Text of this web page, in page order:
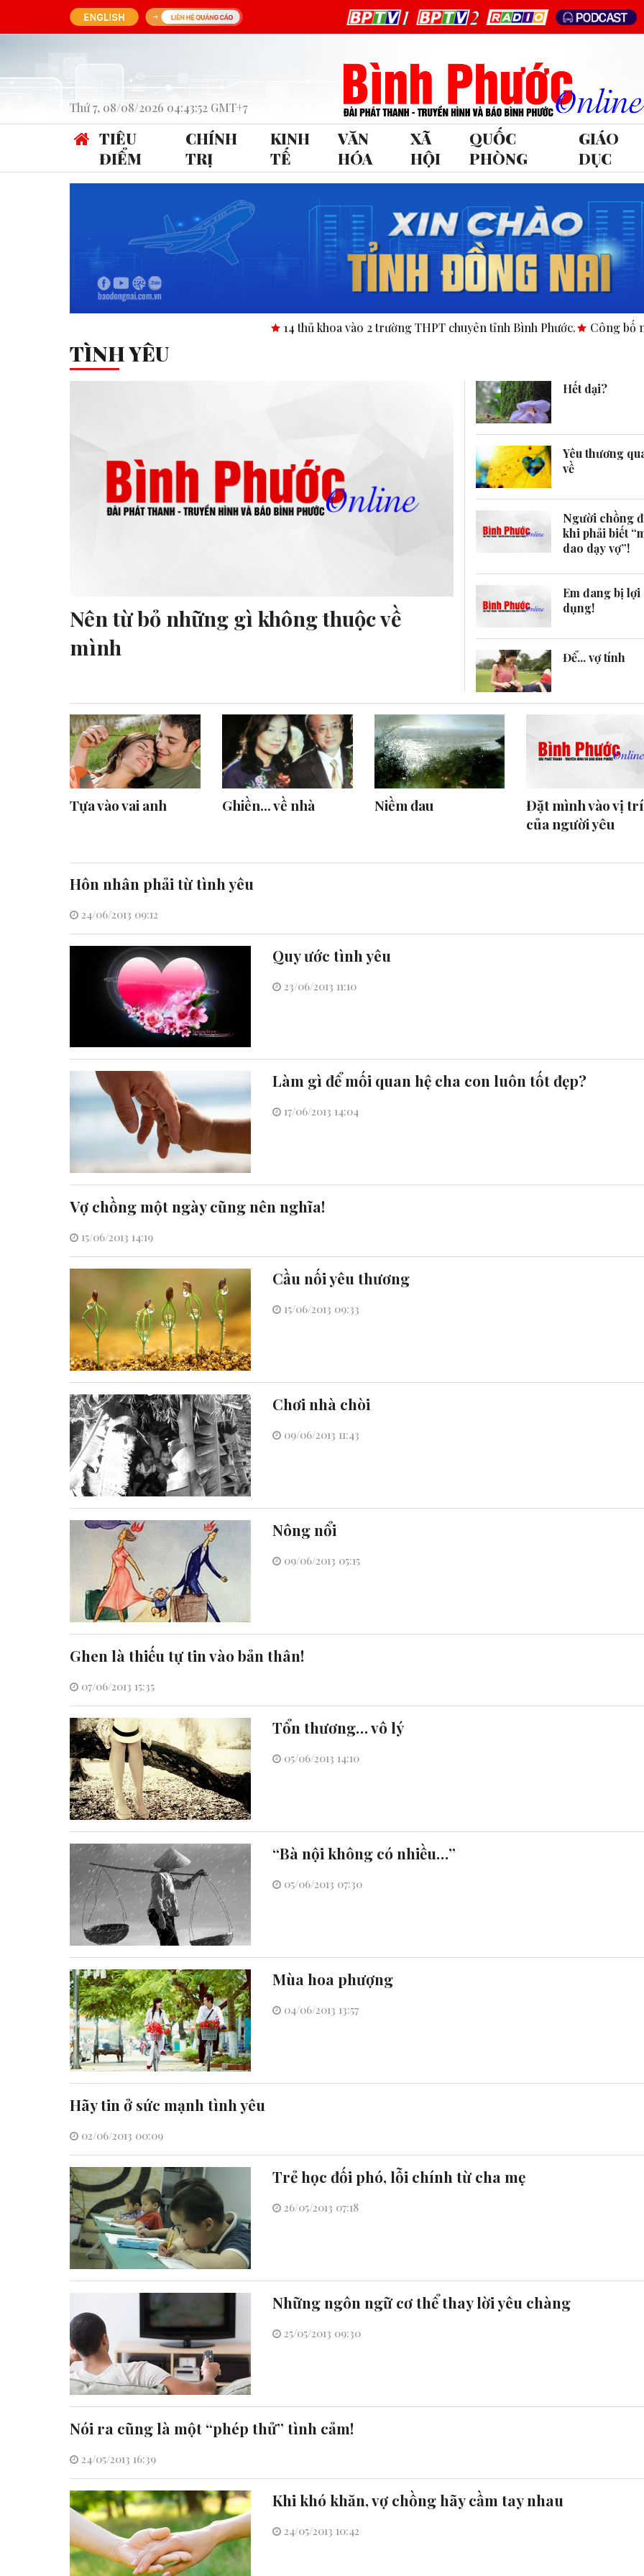
Thứ 7, 08/08/2026 04:43:52 GMT+7
TIÊU
ĐIỂM
CHÍNH
TRỊ
KINH
TẾ
VĂN
HÓA
XÃ
HỘI
QUỐC
PHÒNG
GIÁO
DỤC
14 thủ khoa vào 2 trường THPT chuyên tỉnh Bình Phước. Công bố nghị quyết,
TÌNH YÊU
Nên từ bỏ những gì không thuộc về
mình
Hết dại?
Yêu thương
về
Người chồng
khi phải biết
dao dạy vợ”!
Em đang bị lợi
dụng!
Để... vợ tính
Tựa vào vai anh Ghiền... về nhà Niềm đau
Đặt mình vào vị trí
của người yêu
Hôn nhân phải từ tình yêu
24/06/2013 09:12
Quy ước tình yêu
23/06/2013 11:10
Làm gì để mối quan hệ cha con luôn tốt đẹp?
17/06/2013 14:04
Vợ chồng một ngày cũng nên nghĩa!
15/06/2013 14:19
Cầu nối yêu thương
15/06/2013 09:33
Chơi nhà chòi
09/06/2013 11:43
Nông nổi
09/06/2013 05:15
Ghen là thiếu tự tin vào bản thân!
07/06/2013 15:35
Tổn thương… vô lý
05/06/2013 14:10
“Bà nội không có nhiều…”
05/06/2013 07:30
Mùa hoa phượng
04/06/2013 13:57
Hãy tin ở sức mạnh tình yêu
02/06/2013 00:09
Trẻ học đối phó, lỗi chính từ cha mẹ
26/05/2013 07:18
Những ngôn ngữ cơ thể thay lời yêu chàng
25/05/2013 09:30
Nói ra cũng là một “phép thử” tình cảm!
24/05/2013 16:39
Khi khó khăn, vợ chồng hãy cầm tay nhau
24/05/2013 10:42